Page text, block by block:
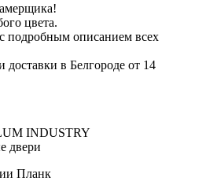
цвета.
подробным описанием всех
доставки в Белгороде от 14
INDUSTRY
двери
Планк